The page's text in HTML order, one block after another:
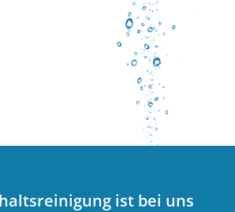
ist bei uns